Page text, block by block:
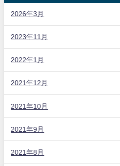
2026年3月
2023年11月
2022年1月
2021年12月
2021年10月
2021年9月
2021年8月